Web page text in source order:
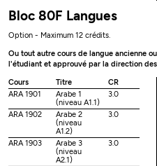
Bloc 80F Langues
Option - Maximum 12 crédits.
Ou tout autre cours de langue ancienne
l'étudiant et approuvé par la direction
Cours Titre
CR
ARA 1901
Arabe 1
(niveau A1.1)
3.0
ARA 1902
Arabe 2
(niveau
A1.2)
3.0
ARA 1903
Arabe 3
(niveau
A2.1)
3.0